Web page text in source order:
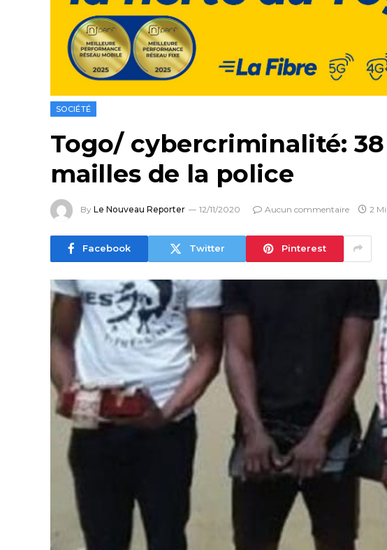
SOCIÉTÉ
Togo/ cybercriminalité:
mailles de la police
By Le Nouveau Reporter 12/11/2020 Aucun commentaire 2
Facebook Twitter Pinterest